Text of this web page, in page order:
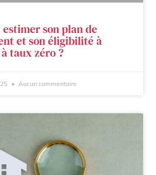
son plan de
et son éligibilité à
taux zéro ?
Aucun commentaire